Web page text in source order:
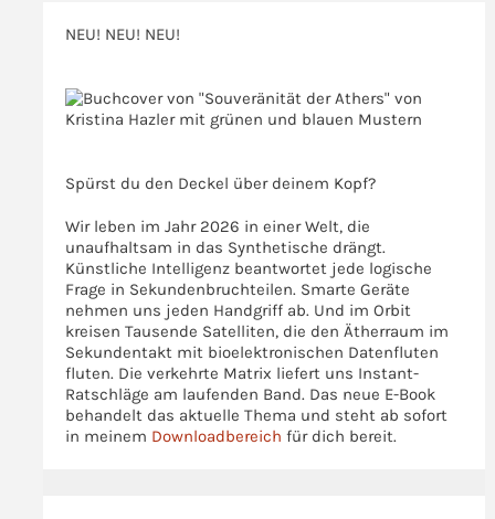
Veredelung
NEU! NEU! NEU!
Spürst du den Deckel über deinem Kopf?
Wir leben im Jahr 2026 in einer Welt, die
unaufhaltsam in das Synthetische drängt.
Künstliche Intelligenz beantwortet jede logische
Frage in Sekundenbruchteilen. Smarte Geräte
nehmen uns jeden Handgriff ab. Und im Orbit
kreisen Tausende Satelliten, die den Ätherraum im
Sekundentakt mit bioelektronischen Datenfluten
fluten. Die verkehrte Matrix liefert uns Instant-
Ratschläge am laufenden Band. Das neue E-Book
behandelt das aktuelle Thema und steht ab sofort
in meinem Downloadbereich für dich bereit.